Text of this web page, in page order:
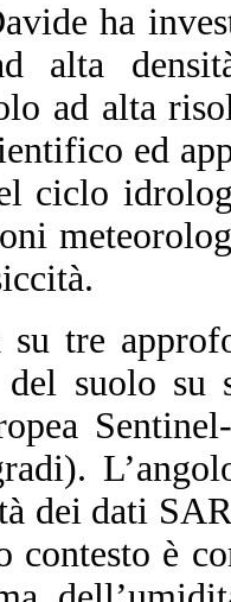
ha
alta
ad alta
ed
ciclo
su tre
del suolo
dei dati
contesto è